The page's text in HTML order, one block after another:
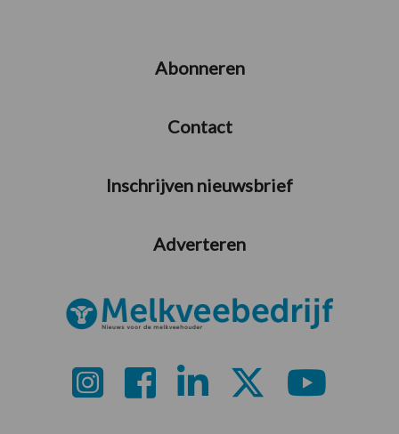
Abonneren
Contact
Inschrijven nieuwsbrief
Adverteren